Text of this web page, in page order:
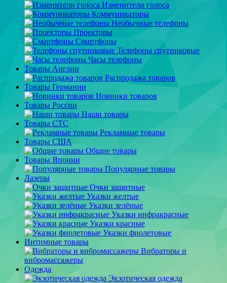
Изменители голоса
Коммуникаторы
Необычные телефоны
Проекторы
Смартфоны
Телефоны спутниковые
Часы телефоны
Товары Англии
Распродажа товаров
Товары Германии
Новинки товаров
Товары России
Наши товары
Товары СТС
Рекламные товары
Товары США
Общие товары
Товары Японии
Популярные товары
Лазеры
Очки защитные
Указки желтые
Указки зелёные
Указки инфракрасные
Указки красные
Указки фиолетовые
Интимные товары
Вибраторы и
вибромассажеры
Одежда
Экзотическая одежда